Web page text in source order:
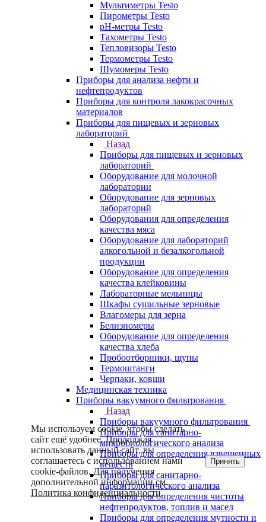
Мультиметры Testo
Пирометры Testo
pH-метры Testo
Тахометры Testo
Тепловизоры Testo
Термометры Testo
Шумомеры Testo
Приборы для анализа нефти и
нефтепродуктов
Приборы для контроля лакокрасочных
материалов
Приборы для пищевых и зерновых
лабораторий
Назад
Приборы для пищевых и зерновых
лабораторий
Оборудование для молочной
лаборатории
Оборудование для зерновых
лабораторий
Оборудования для определения
качества мяса
Оборудование для лабораторий
алкогольной и безалкогольной
продукции
Оборудование для определения
качества клейковины
Лабораторные мельницы
Шкафы сушильные зерновые
Влагомеры для зерна
Белизномеры
Оборудование для определения
качества хлеба
Пробоотборники, щупы
Термоштанги
Черпаки, ковши
Медицинская техника
Приборы вакуумного фильтрования
Назад
Приборы вакуумного фильтрования
Приборы для санитарно-
микробиологического анализа
Приборы для определения взвешенных
веществ
Приборы для санитарно-
паразитологического анализа
Приборы для определения чистоты
нефтепродуктов, топлив и масел
Приборы для определения мутности и
Мы используем cookie, чтобы сделать
сайт ещё удобнее. Продолжая
использовать данный сайт, вы
соглашаетесь с использованием нами
cookie-файлов. Для получения
дополнительной информации см.
Политика конфиденциальности.
Принять